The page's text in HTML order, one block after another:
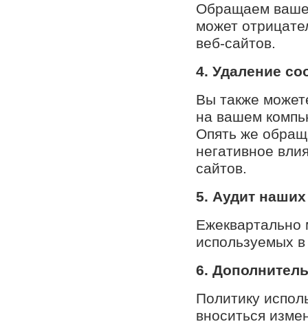
Обращаем ваше
может
веб-сайтов.
4. Удаление
Вы также
на вашем
Опять же
негативное
сайтов.
5. Аудит наших
используемых
6.
Политику
вноситься